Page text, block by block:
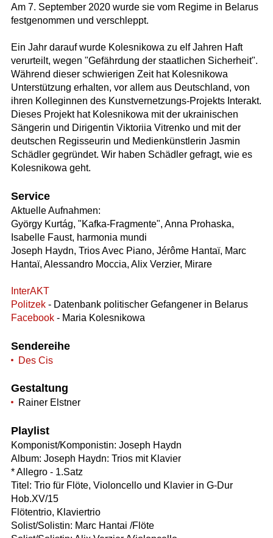
Am 7. September 2020 wurde sie vom Regime in Belarus
festgenommen und verschleppt.
Ein Jahr darauf wurde Kolesnikowa zu elf Jahren Haft
verurteilt, wegen "Gefährdung der staatlichen Sicherheit".
Während dieser schwierigen Zeit hat Kolesnikowa
Unterstützung erhalten, vor allem aus Deutschland, von
ihren Kolleginnen des Kunstvernetzungs-Projekts Interakt.
Dieses Projekt hat Kolesnikowa mit der ukrainischen
Sängerin und Dirigentin Viktoriia Vitrenko und mit der
deutschen Regisseurin und Medienkünstlerin Jasmin
Schädler gegründet. Wir haben Schädler gefragt, wie es
Kolesnikowa geht.
Service
Aktuelle Aufnahmen:
György Kurtág, "Kafka-Fragmente", Anna Prohaska,
Isabelle Faust, harmonia mundi
Joseph Haydn, Trios Avec Piano, Jérôme Hantaï, Marc
Hantaï, Alessandro Moccia, Alix Verzier, Mirare
InterAKT
Politzek- Datenbank politischer Gefangener in Belarus
Facebook- Maria Kolesnikowa
Sendereihe
Des Cis
Gestaltung
Rainer Elstner
Playlist
Komponist/Komponistin: Joseph Haydn
Album: Joseph Haydn: Trios mit Klavier
* Allegro - 1.Satz
Titel: Trio für Flöte, Violoncello und Klavier in G-Dur
Hob.XV/15
Flötentrio, Klaviertrio
Solist/Solistin: Marc Hantai /Flöte